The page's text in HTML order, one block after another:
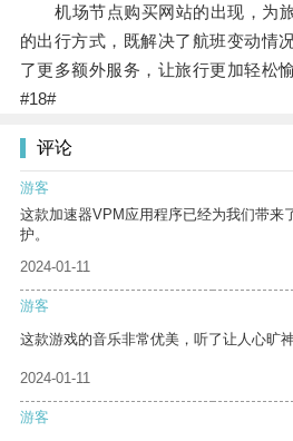
机场节点购买网站的出现，为旅
的出行方式，既解决了航班变动情
了更多额外服务，让旅行更加轻松愉
#18#
评论
游客
这款加速器VPM应用程序已经为我们带来
护。
2024-01-11
游客
这款游戏的音乐非常优美，听了让人心旷神
2024-01-11
游客